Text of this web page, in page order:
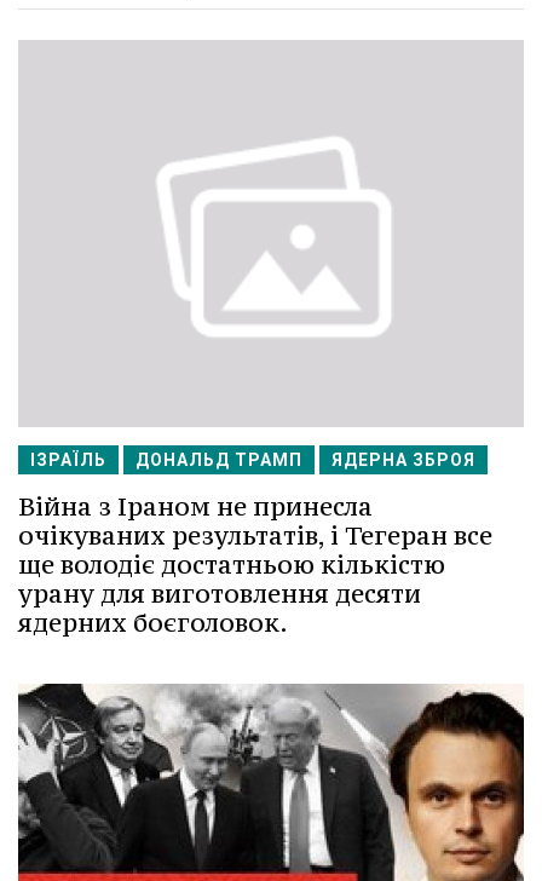
ІЗРАЇЛЬ ДОНАЛЬД ТРАМП ЯДЕРНА ЗБРОЯ
Війна з Іраном не принесла
очікуваних результатів, і Тегеран все
ще володіє достатньою кількістю
урану для виготовлення десяти
ядерних боєголовок.